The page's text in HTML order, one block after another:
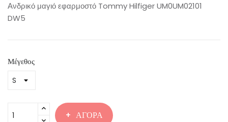
Ανδρικό μαγιό εφαρμοστό Tommy Hilfiger UM0UM02101
DW5
Μέγεθος
ΑΓΟΡΆ